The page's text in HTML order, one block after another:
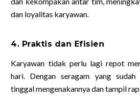
dan loyalitas karyawan.
4. Praktis dan Efisien
Karyawan tidak perlu lagi repot
hari. Dengan seragam yang sudah
tinggal mengenakannya dan tampil